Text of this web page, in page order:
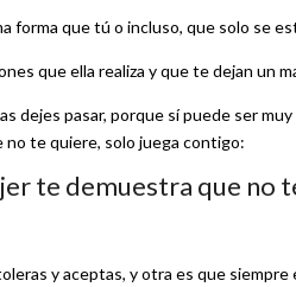
forma que tú o incluso, que solo se
que ella realiza y que te dejan un
dejes pasar, porque sí puede ser
te quiere, solo juega contigo:
te demuestra que no
y aceptas, y otra es que